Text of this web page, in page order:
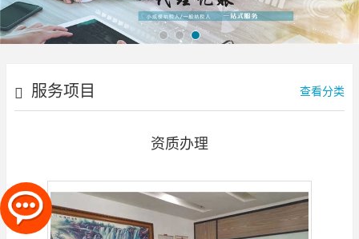
服务项目 查看分类
资质办理